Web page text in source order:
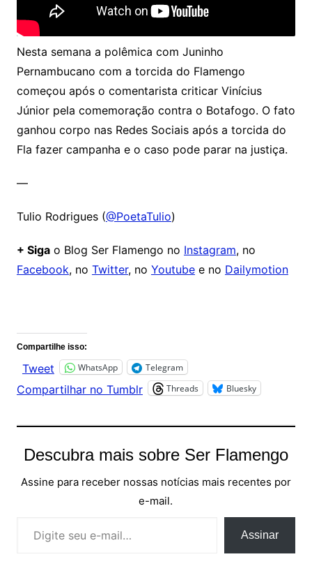
Nesta semana a polêmica com Juninho
Pernambucano com a torcida do Flamengo
começou após o comentarista criticar Vinícius
Júnior pela comemoração contra o Botafogo. O fato
ganhou corpo nas Redes Sociais após a torcida do
Fla fazer campanha e o caso pode parar na justiça.
—
Tulio Rodrigues (@PoetaTulio)
+ Sigao Blog Ser Flamengo no Instagram, no
Facebook, no Twitter, no Youtubee no Dailymotion
Compartilhe isso:
Tweet WhatsApp Telegram
Compartilhar no Tumblr Threads Bluesky
Descubra mais sobre Ser Flamengo
Assine para receber nossas notícias mais recentes por
e-mail.
Assinar